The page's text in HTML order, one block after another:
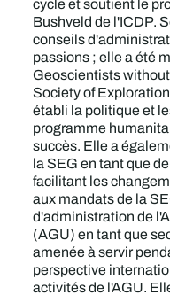
Bushveld de l'ICDP.
conseils
passions ; elle a été
Geoscientists
Society of
établi la politique et
programme
succès. Elle a
la SEG en tant que
facilitant les
aux mandats de la
d'administration de
(AGU) en tant que
amenée à servir
perspective
activités de l'AGU.